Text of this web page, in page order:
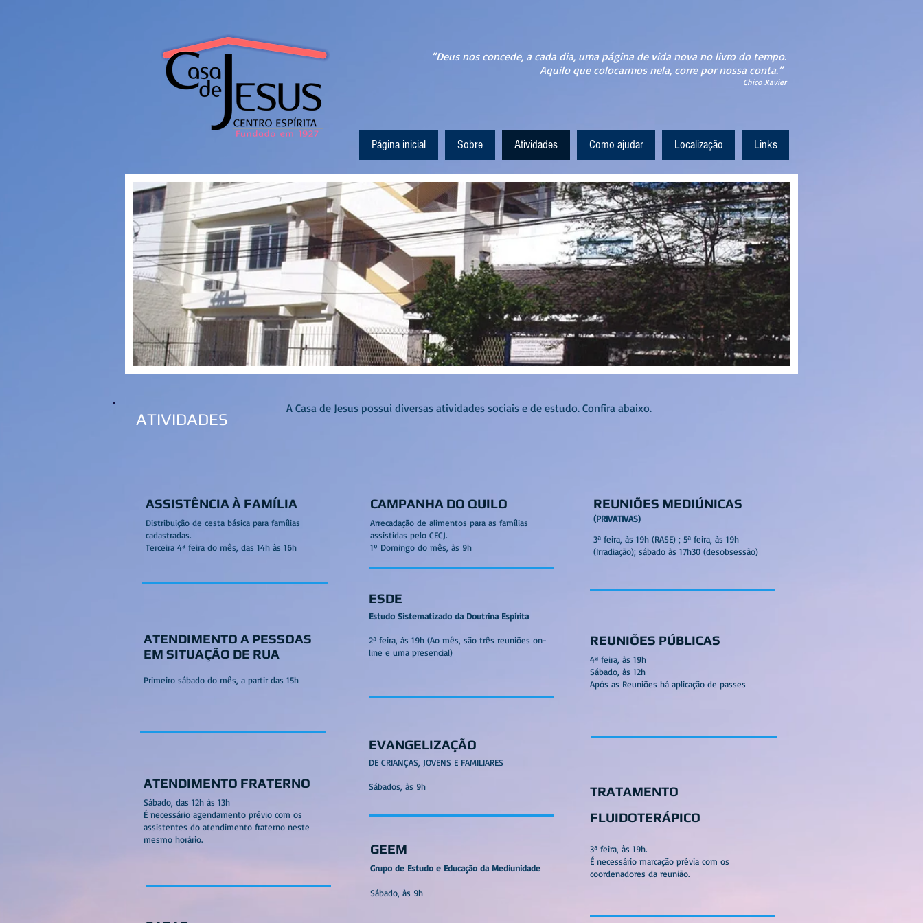
“Deus nos concede, a cada dia, uma página de vida nova no livro do tempo.
Aquilo que colocarmos nela, corre por nossa conta.”
Chico Xavier
Página inicial Sobre Atividades Como ajudar Localização Links
ATIVIDADES
A Casa de Jesus possui diversas atividades sociais e de estudo. Confira abaixo.
ASSISTÊNCIA À FAMÍLIA
Distribuição de cesta básica para famílias
cadastradas.
Terceira 4ª feira do mês, das 14h às 16h
CAMPANHA DO QUILO
Arrecadação de alimentos para as famílias
assistidas pelo CECJ.
1º Domingo do mês, às 9h
REUNIÕES MEDIÚNICAS
(PRIVATIVAS)
3ª feira, às 19h (RASE) ; 5ª feira, às 19h
(Irradiação); sábado às 17h30 (desobsessão)
ATENDIMENTO A PESSOAS
EM SITUAÇÃO DE RUA
Primeiro sábado do mês, a partir das 15h
ESDE
Estudo Sistematizado da Doutrina Espírita
2ª feira, às 19h (Ao mês, são três reuniões on-
line e uma presencial)
REUNIÕES PÚBLICAS
4ª feira, às 19h
Sábado, às 12h
Após as Reuniões há aplicação de passes
ATENDIMENTO FRATERNO
Sábado, das 12h às 13h
É necessário agendamento prévio com os
assistentes do atendimento fraterno neste
mesmo horário.
EVANGELIZAÇÃO
DE CRIANÇAS, JOVENS E FAMILIARES
Sábados, às 9h
GEEM
Grupo de Estudo e Educação da Mediunidade
Sábado, às 9h
TRATAMENTO
FLUIDOTERÁPICO
3ª feira, às 19h.
É necessário marcação prévia com os
coordenadores da reunião.